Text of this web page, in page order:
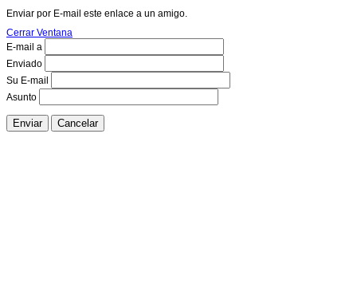
Enviar por E-mail este enlace a un amigo.
Cerrar Ventana
E-mail a
Enviado
Su E-mail
Asunto
Enviar Cancelar